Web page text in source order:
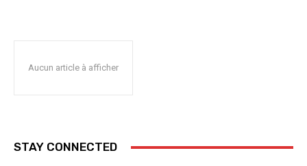
Aucun article à afficher
STAY CONNECTED